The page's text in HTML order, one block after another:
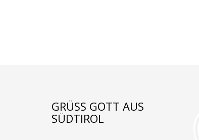
GRÜSS GOTT AUS S
ÜDTIROL